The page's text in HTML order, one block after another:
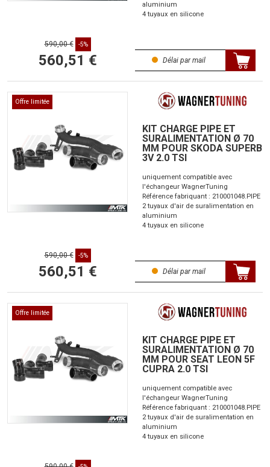
aluminium
4 tuyaux en silicone
590,00 € -5%
560,51 € Délai par mail
Offre limitée
KIT CHARGE PIPE ET
SURALIMENTATION Ø 70
MM POUR SKODA SUPERB
3V 2.0 TSI
uniquement compatible avec
l'échangeur WagnerTuning
Référence fabriquant : 210001048.PIPE
2 tuyaux d'air de suralimentation en
aluminium
4 tuyaux en silicone
590,00 € -5%
560,51 € Délai par mail
Offre limitée
KIT CHARGE PIPE ET
SURALIMENTATION Ø 70
MM POUR SEAT LEON 5F
CUPRA 2.0 TSI
uniquement compatible avec
l'échangeur WagnerTuning
Référence fabriquant : 210001048.PIPE
2 tuyaux d'air de suralimentation en
aluminium
4 tuyaux en silicone